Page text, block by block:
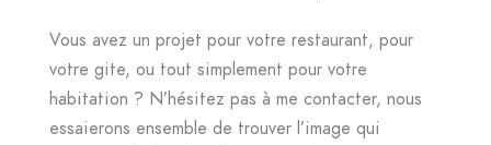
Vous avez un projet pour votre restaurant, pour
votre gite, ou tout simplement pour votre
habitation ? N’hésitez pas à me contacter, nous
essaierons ensemble de trouver l’image qui